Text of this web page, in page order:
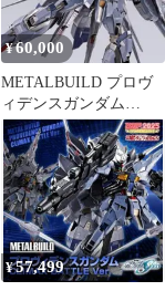
¥60,000
METALBUILD プロヴ
ィデンスガンダム
CLIMAX BATTLE Ver
¥57,499